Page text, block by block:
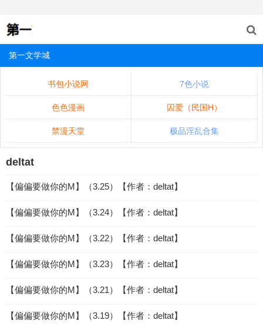
第一文学城
书包小说网 7色小说
色色漫画 囚爱（民国H）
禁漫天堂 极品淫乱合集
deltat
【偏偏要做你的M】（3.25）【作者：deltat】
【偏偏要做你的M】（3.24）【作者：deltat】
【偏偏要做你的M】（3.22）【作者：deltat】
【偏偏要做你的M】（3.23）【作者：deltat】
【偏偏要做你的M】（3.21）【作者：deltat】
【偏偏要做你的M】（3.19）【作者：deltat】